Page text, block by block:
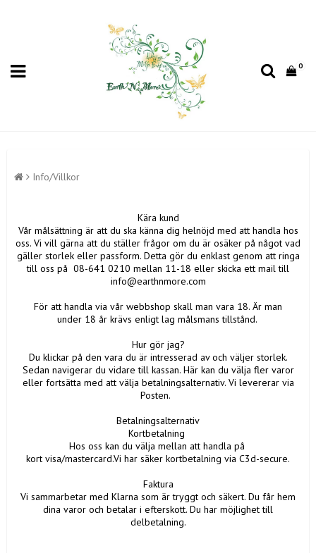
0
Info/Villkor
Kära kund
Vår målsättning är att du ska känna dig helnöjd med att handla hos
oss. Vi vill gärna att du ställer frågor om du är osäker på något vad
gäller storlek eller passform. Detta gör du enklast genom att ringa
till oss på 08-641 0210 mellan 11-18 eller skicka ett mail till
info@earthnmore.com
För att handla via vår webbshop skall man vara 18. Är man
under 18 år krävs enligt lag målsmans tillstånd.
Hur gör jag?
Du klickar på den vara du är intresserad av och väljer storlek.
Sedan navigerar du vidare till kassan. Här kan du välja fler varor
eller fortsätta med att välja betalningsalternativ. Vi levererar via
Posten.
Betalningsalternativ
Kortbetalning
Hos oss kan du välja mellan att handla på
kort visa/mastercard.Vi har säker kortbetalning via C3d-secure.
Faktura
Vi sammarbetar med Klarna som är tryggt och säkert. Du får hem
dina varor och betalar i efterskott. Du har möjlighet till
delbetalning.